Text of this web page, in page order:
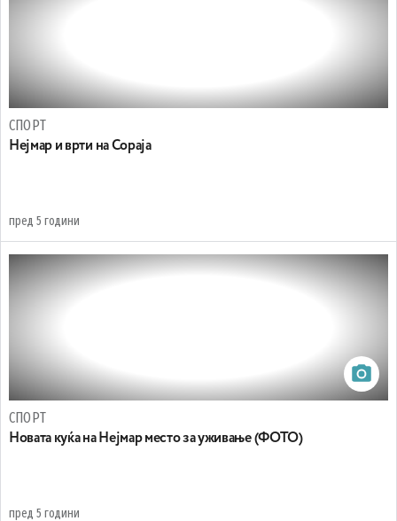
СПОРТ
Нејмар и врти на Сораја
пред 5 години
СПОРТ
Новата куќа на Нејмар место за уживање (ФОТО)
пред 5 години